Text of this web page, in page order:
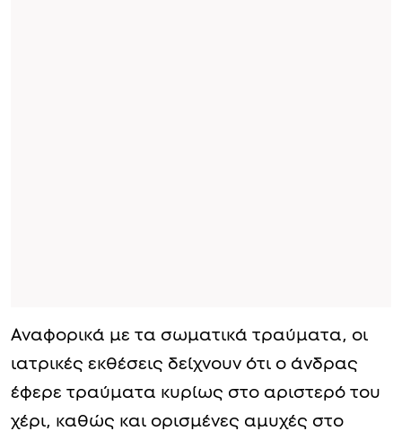
Αναφορικά με τα σωματικά τραύματα, οι
ιατρικές εκθέσεις δείχνουν ότι ο άνδρας
έφερε τραύματα κυρίως στο αριστερό του
χέρι, καθώς και ορισμένες αμυχές στο